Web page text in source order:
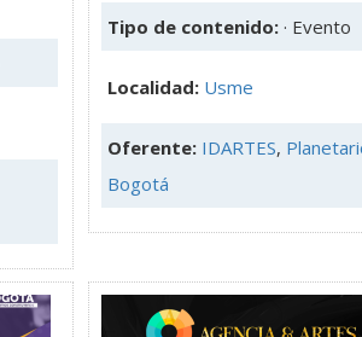
Tipo de contenido: · Evento
Localidad: Usme
Oferente: IDARTES,
Bogotá